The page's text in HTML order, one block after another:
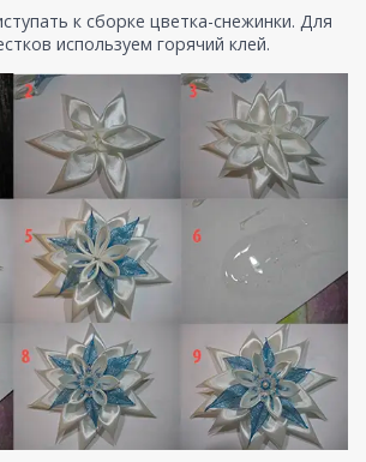
к сборке цветка-снежинки. Для
используем горячий клей.